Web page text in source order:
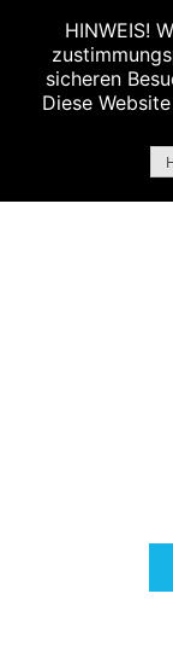
HINWEIS!
sicheren
Diese